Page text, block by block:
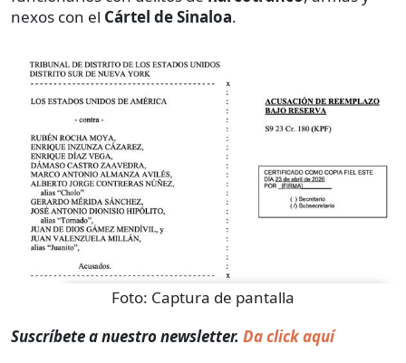
nexos con el Cártel de Sinaloa.
Foto: Captura de pantalla
Suscríbete a nuestro newsletter. Da click aquí